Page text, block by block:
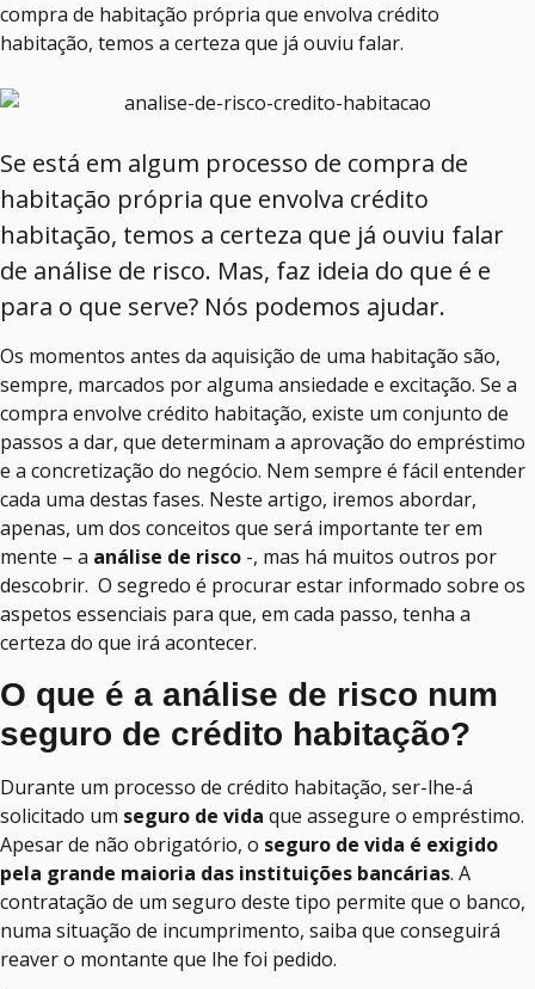
compra de habitação própria que envolva crédito
habitação, temos a certeza que já ouviu falar.
Se está em algum processo de compra de
habitação própria que envolva crédito
habitação, temos a certeza que já ouviu falar
de análise de risco. Mas, faz ideia do que é e
para o que serve? Nós podemos ajudar.
Os momentos antes da aquisição de uma habitação são,
sempre, marcados por alguma ansiedade e excitação. Se a
compra envolve crédito habitação, existe um conjunto de
passos a dar, que determinam a aprovação do empréstimo
e a concretização do negócio. Nem sempre é fácil entender
cada uma destas fases. Neste artigo, iremos abordar,
apenas, um dos conceitos que será importante ter em
mente – a análise de risco -, mas há muitos outros por
descobrir. O segredo é procurar estar informado sobre os
aspetos essenciais para que, em cada passo, tenha a
certeza do que irá acontecer.
O que é a análise de risco num
seguro de crédito habitação?
Durante um processo de crédito habitação, ser-lhe-á
solicitado um seguro de vida que assegure o empréstimo.
Apesar de não obrigatório, o seguro de vida é exigido
pela grande maioria das instituições bancárias. A
contratação de um seguro deste tipo permite que o banco,
numa situação de incumprimento, saiba que conseguirá
reaver o montante que lhe foi pedido.